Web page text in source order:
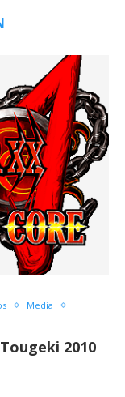
Media
2010